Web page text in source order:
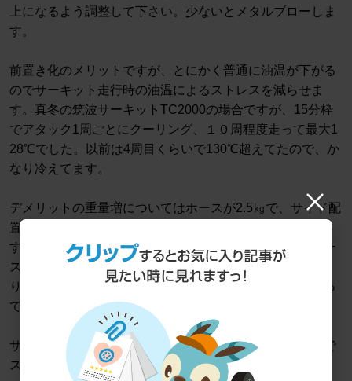
上になるよう調整して下さい。少ないとメタルブローしま
す。
前置き化のメリットですが、とにかく普通に油温が下がる
のでサーキット走行時の油温によるストレスを減らせま
す。真冬の筑波サーキットTC2000の場合ですが、15分枠
でアタック1周ごとにクーリング、１０周程度走って最大1
28℃でした。以前は4周目くらいで130℃超えてたので、か
なり冷えてます。
デメリットの重量増についてはホースが2.5㎏で、サイド配
置よりホースの長さ分1.5㎏くらい増えたくらいで済みま
す。以前ステンメッシュホースで前置きしていた時はホー
スだけで4kgくらいあったので、比較するとだいぶ軽くな
りました。油圧についても横置きと同じくらい圧がかかっ
ているので全く問題ありません。
サイド配置に対して装着は若干面倒ですが、サーキットで
ストレス無く走りたい人にはオススメです。